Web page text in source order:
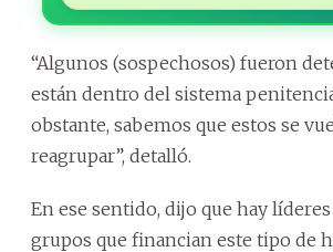
“Algunos (sospechosos) fueron
están dentro del sistema
obstante, sabemos que estos se
reagrupar”, detalló.
En ese sentido, dijo que hay
grupos que financian este tipo de